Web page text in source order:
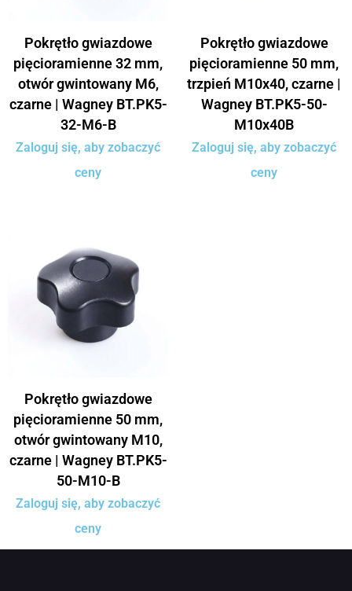
Pokrętło gwiazdowe
pięcioramienne 32 mm,
otwór gwintowany M6,
czarne | Wagney BT.PK5-
32-M6-B
Zaloguj się, aby zobaczyć
ceny
Pokrętło gwiazdowe
pięcioramienne 50 mm,
trzpień M10x40, czarne |
Wagney BT.PK5-50-
M10x40B
Zaloguj się, aby zobaczyć
ceny
Pokrętło gwiazdowe
pięcioramienne 50 mm,
otwór gwintowany M10,
czarne | Wagney BT.PK5-
50-M10-B
Zaloguj się, aby zobaczyć
ceny